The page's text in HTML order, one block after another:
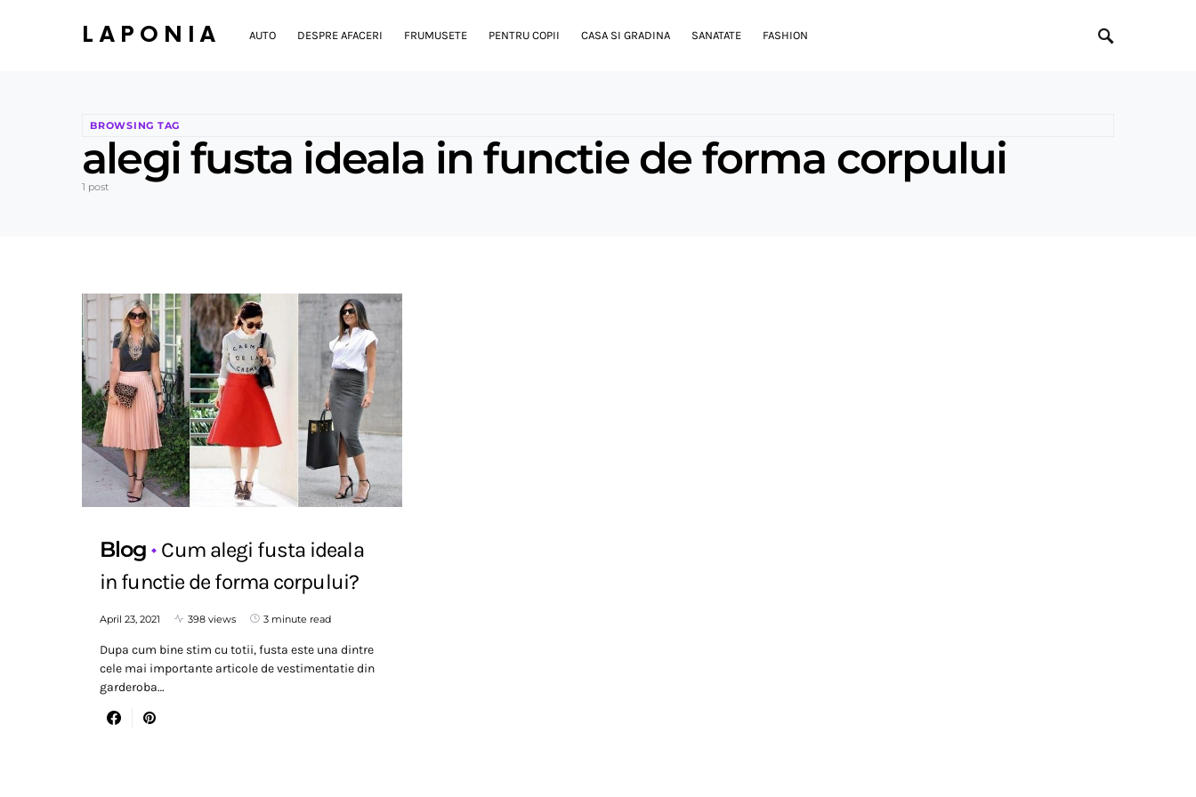
LAPONIA AUTO DESPRE AFACERI FRUMUSETE PENTRU COPII CASA SI GRADINA SANATATE FASHION
BROWSING TAG
alegi fusta ideala in functie de forma corpului
1 post
Blog
Cum alegi fusta ideala
in functie de forma corpului?
April 23, 2021 398 views 3 minute read
Dupa cum bine stim cu totii, fusta este una dintre
cele mai importante articole de vestimentatie din
garderoba…